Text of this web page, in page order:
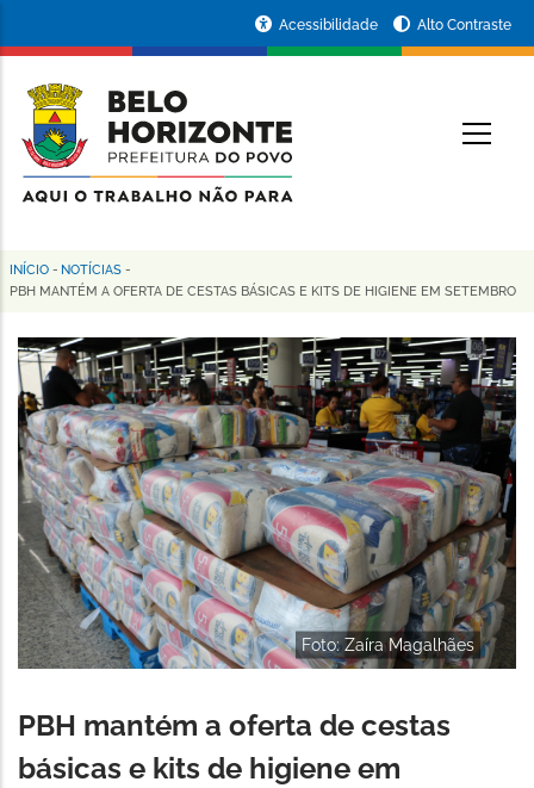
conteúdo
principal
da
Prefeitura
de
Horizonte
Acessibilidade Alto Contraste
Trilha
navegação
INÍCIO - NOTÍCIAS -
PBH MANTÉM A OFERTA DE CESTAS BÁSICAS E KITS DE HIGIENE EM SETEMBRO
Foto: Zaíra Magalhães
PBH mantém a oferta de cestas
básicas e kits de higiene em